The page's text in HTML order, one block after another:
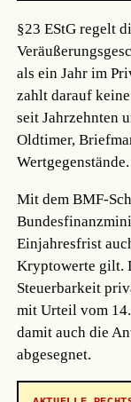
§23 EStG regelt
als ein Jahr im
zahlt darauf
seit Jahrzehnten
Oldtimer,
Wertgegenstände.
Mit dem BMF-
Einjahresfrist
Kryptowerte gilt.
Steuerbarkeit
mit Urteil vom
damit auch die
abgesegnet.